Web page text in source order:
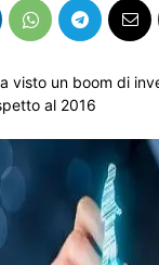
visto un boom di
al 2016